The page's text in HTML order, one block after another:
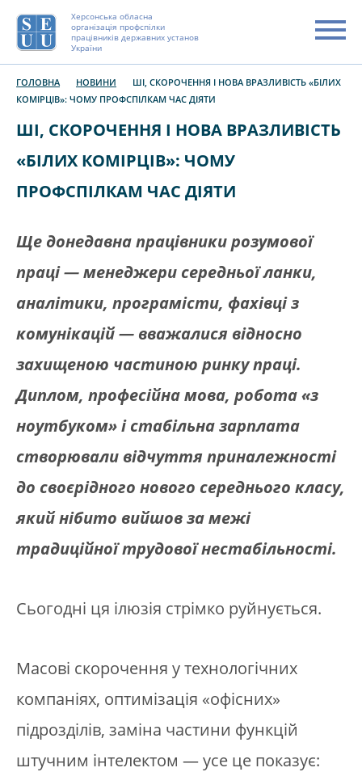
Херсонська обласна
організація профспілки
працівників державних установ
України
ГОЛОВНА НОВИНИ
ШІ, СКОРОЧЕННЯ І НОВА ВРАЗЛИВІСТЬ «БІЛИХ
КОМІРЦІВ»: ЧОМУ ПРОФСПІЛКАМ ЧАС ДІЯТИ
ШІ, СКОРОЧЕННЯ І НОВА ВРАЗЛИВІСТЬ
«БІЛИХ КОМІРЦІВ»: ЧОМУ
ПРОФСПІЛКАМ ЧАС ДІЯТИ
Ще донедавна працівники розумової
праці — менеджери середньої ланки,
аналітики, програмісти, фахівці з
комунікацій — вважалися відносно
захищеною частиною ринку праці.
Диплом, професійна мова, робота «з
ноутбуком» і стабільна зарплата
створювали відчуття приналежності
до своєрідного нового середнього класу,
який нібито вийшов за межі
традиційної трудової нестабільності.
Сьогодні ця ілюзія стрімко руйнується.
Масові скорочення у технологічних
компаніях, оптимізація «офісних»
підрозділів, заміна частини функцій
штучним інтелектом — усе це показує: